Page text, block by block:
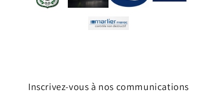
Inscrivez-vous à nos communications